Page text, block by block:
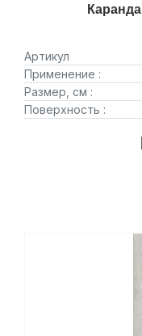
Артикул
Применение :
Размер, см :
Поверхность :